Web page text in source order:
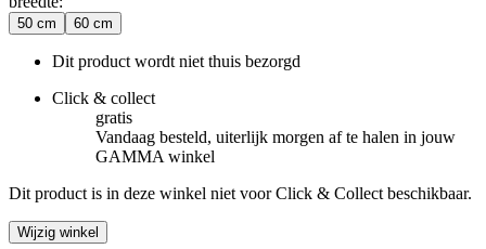
50 cm 60 cm
Dit product wordt niet thuis bezorgd
Click & collect
gratis
Vandaag besteld, uiterlijk morgen af te halen in jouw
GAMMA winkel
Dit product is in deze winkel niet voor Click & Collect beschikbaar.
Wijzig winkel